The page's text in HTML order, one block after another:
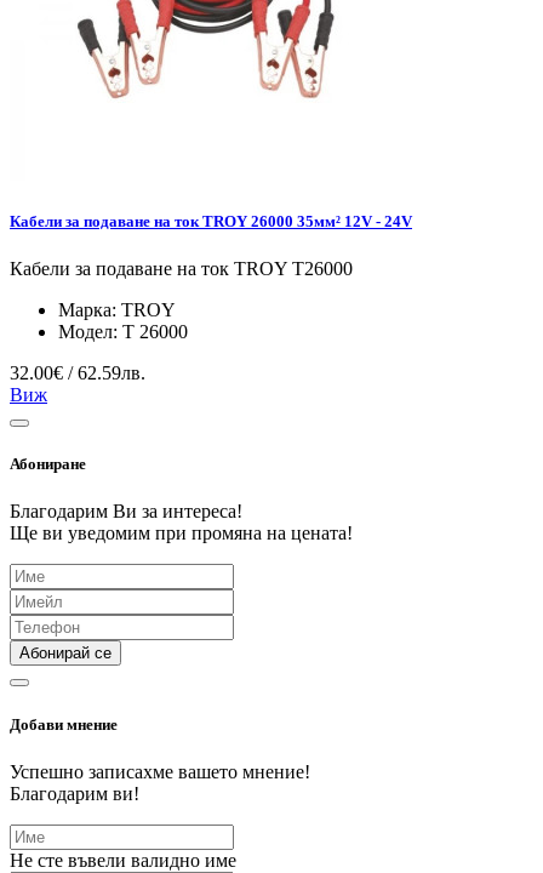
Кабели за подаване на ток TROY 26000 35мм² 12V - 24V
Кабели за подаване на ток TROY T26000
Марка: TROY
Модел: T 26000
32.00€ / 62.59лв.
Виж
Абониране
Благодарим Ви за интереса!
Ще ви уведомим при промяна на цената!
Абонирай се
Добави мнение
Успешно записахме вашето мнение!
Благодарим ви!
Не сте въвели валидно име